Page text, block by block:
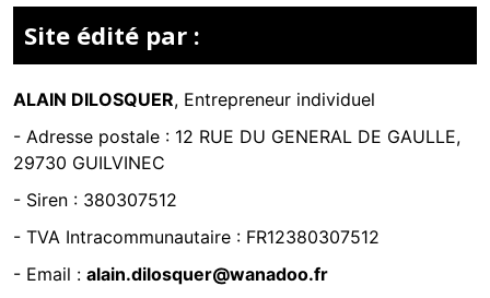
Site édité par :
ALAIN DILOSQUER, Entrepreneur individuel
- Adresse postale : 12 RUE DU GENERAL DE GAULLE,
29730 GUILVINEC
- Siren : 380307512
- TVA Intracommunautaire : FR12380307512
- Email : alain.dilosquer@wanadoo.fr